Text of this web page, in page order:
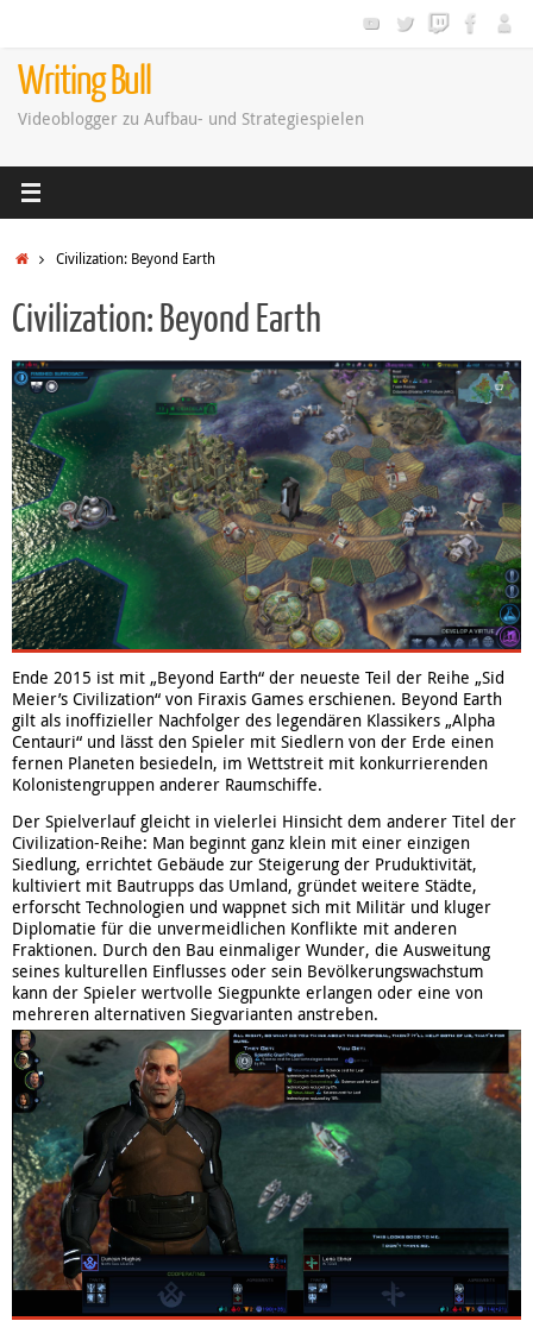
Writing Bull
Videoblogger zu Aufbau- und Strategiespielen
Startseite
Civilization: Beyond Earth
Civilization: Beyond Earth
Ende 2015 ist mit „Beyond Earth“ der neueste Teil der Reihe „Sid
Meier’s Civilization“ von Firaxis Games erschienen. Beyond Earth
gilt als inoffizieller Nachfolger des legendären Klassikers „Alpha
Centauri“ und lässt den Spieler mit Siedlern von der Erde einen
fernen Planeten besiedeln, im Wettstreit mit konkurrierenden
Kolonistengruppen anderer Raumschiffe.
Der Spielverlauf gleicht in vielerlei Hinsicht dem anderer Titel der
Civilization-Reihe: Man beginnt ganz klein mit einer einzigen
Siedlung, errichtet Gebäude zur Steigerung der Pruduktivität,
kultiviert mit Bautrupps das Umland, gründet weitere Städte,
erforscht Technologien und wappnet sich mit Militär und kluger
Diplomatie für die unvermeidlichen Konflikte mit anderen
Fraktionen. Durch den Bau einmaliger Wunder, die Ausweitung
seines kulturellen Einflusses oder sein Bevölkerungswachstum
kann der Spieler wertvolle Siegpunkte erlangen oder eine von
mehreren alternativen Siegvarianten anstreben.